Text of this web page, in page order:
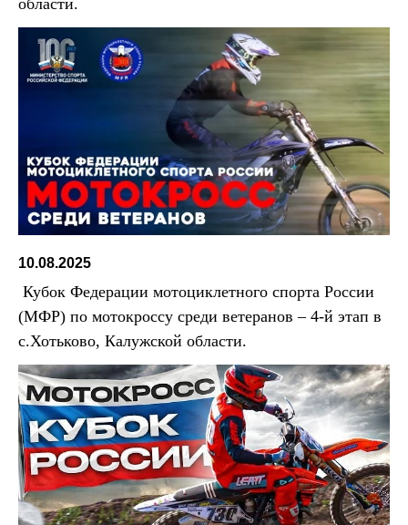
10.08.2025
Кубок Федерации мотоциклетного спорта России
(МФР) по мотокроссу среди ветеранов – 4-й этап в
с.Хотьково, Калужской области.